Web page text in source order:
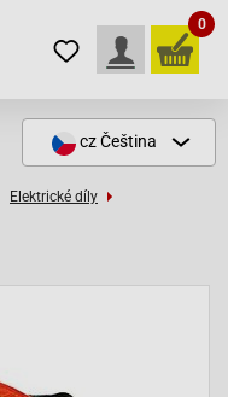
0
czČeština
Elektrické díly